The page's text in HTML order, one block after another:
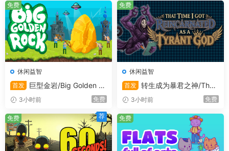
休闲益智
首发
巨型金岩/Big Golden R
ock3小时前 免费
免费
休闲益智
首发 转生成为暴君之神/That
Time I Got Reincarnated as a
Tyrant God
3小时前 免费
免费
免费 荐 免费